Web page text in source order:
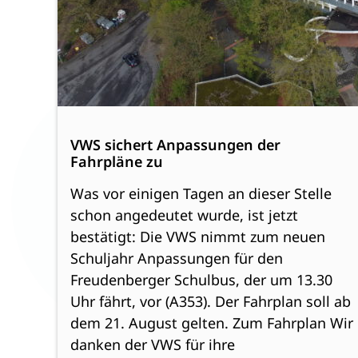
VWS sichert Anpassungen der
Fahrpläne zu
Was vor einigen Tagen an dieser Stelle
schon angedeutet wurde, ist jetzt
bestätigt: Die VWS nimmt zum neuen
Schuljahr Anpassungen für den
Freudenberger Schulbus, der um 13.30
Uhr fährt, vor (A353). Der Fahrplan soll ab
dem 21. August gelten. Zum Fahrplan Wir
danken der VWS für ihre